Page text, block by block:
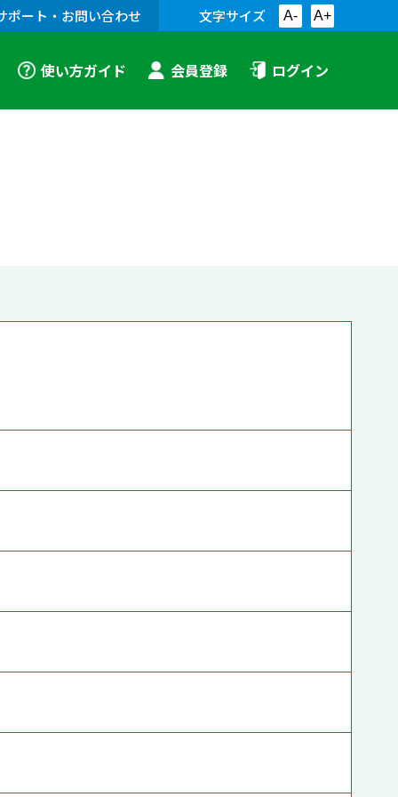
ポート・お問い合わせ 文字サイズ A- A+
使い方ガイド 会員登録 ログイン